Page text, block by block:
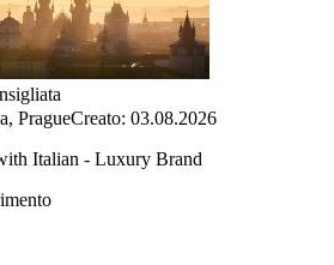
PragueCreato: 03.08.2026
Italian - Luxury Brand